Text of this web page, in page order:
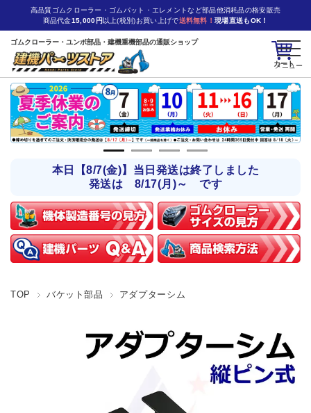
カート
高品質ゴムクローラー・ゴムパット・エレメントなど部品他消耗品の格安販売
商品代金15,000円 以上(税別)お買い上げで送料無料！ 現場直送もOK！
ゴムクローラー・ユンボ部品・建機重機部品の通販ショップ
本日【8/7(金)】当日発送は終了しました
発送は 8/17(月)～ です
TOP バケット部品 アダプターシム